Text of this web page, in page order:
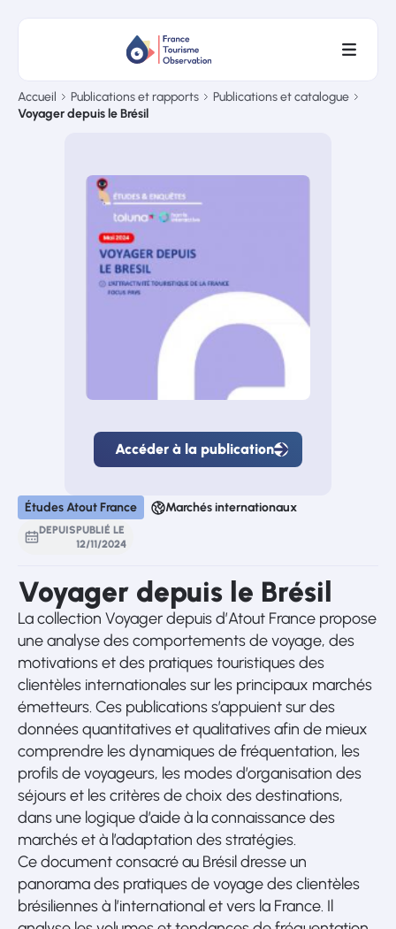
Accueil Publications et rapports
Publications et catalogue
Voyager depuis le Brésil
Accéder
à
publication
Accéder à la publication
Études Atout France Marchés internationaux
DEPUISPUBLIÉ LE
12/11/2024
Voyager depuis le Brésil
La collection Voyager depuis d’Atout France propose
une analyse des comportements de voyage, des
motivations et des pratiques touristiques des
clientèles internationales sur les principaux marchés
émetteurs. Ces publications s’appuient sur des
données quantitatives et qualitatives afin de mieux
comprendre les dynamiques de fréquentation, les
profils de voyageurs, les modes d’organisation des
séjours et les critères de choix des destinations,
dans une logique d’aide à la connaissance des
marchés et à l’adaptation des stratégies.
Ce document consacré au Brésil dresse un
panorama des pratiques de voyage des clientèles
brésiliennes à l’international et vers la France. Il